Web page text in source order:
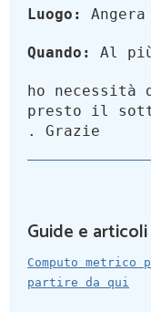
Luogo: Angera
Quando: Al
ho
presto il
. Grazie
Guide e
Computo
partire da qui